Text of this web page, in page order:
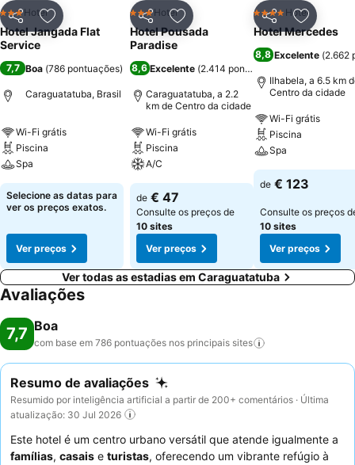
Martin de Sá ficam a cerca de dez minutos de carro do local.
PartilharAdicionar aos favoritos
3 Estrelas
Hotel
Hotel Jangada Flat
Service
7,7 Boa (786 pontuações)
Caraguatatuba, Brasil
Wi-Fi grátis
Piscina
Spa
Selecione as datas para
ver os preços exatos.
Ver preços
PartilharAdicionar aos favoritos
3 Estrelas
Hotel
Hotel Pousada
Paradise
8,6 Excelente (2.414 pontuações
Caraguatatuba, a 2.2
km de Centro da cidade
Wi-Fi grátis
Piscina
A/C
de € 47
Consulte os preços de
10 sites
Ver preços
Partilhar
4 EstrelasHotel
Hotel Mercedes
8,8 Excelente (2.662
Ilhabela, a 6.5 km
Centro da cidade
Wi-Fi grátis
Piscina
Spa
de € 123
Consulte os preços
10 sites
Ver preços
Ver todas as estadias em Caraguatatuba
Avaliações
7,7 Boa
com base em 786 pontuações nos principais sites
Resumo de avaliações
Resumido por inteligência artificial a partir de 200+ comentários · Última
atualização: 30 Jul 2026
Este hotel é um centro urbano versátil que atende igualmente a
famílias, casais e turistas, oferecendo um vibrante refúgio à